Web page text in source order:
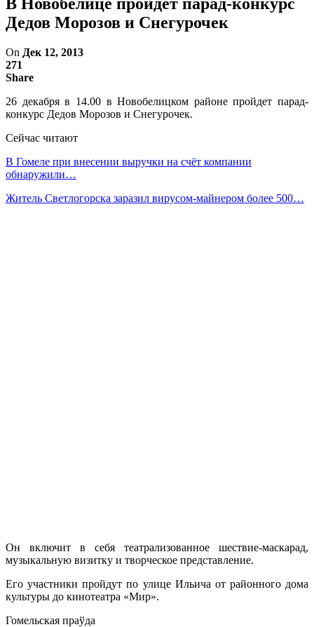
Дедов Морозов и Снегурочек
On Дек 12, 2013
271
Share
26 декабря в 14.00 в Новобелицком районе пройдет парад-
конкурс Дедов Морозов и Снегурочек.
Сейчас читают
В Гомеле при внесении выручки на счёт компании
обнаружили…
Житель Светлогорска заразил вирусом-майнером более 500…
Он включит в себя театрализованное шествие-маскарад,
музыкальную визитку и творческое представление.
Его участники пройдут по улице Ильича от районного дома
культуры до кинотеатра «Мир».
Гомельская праўда